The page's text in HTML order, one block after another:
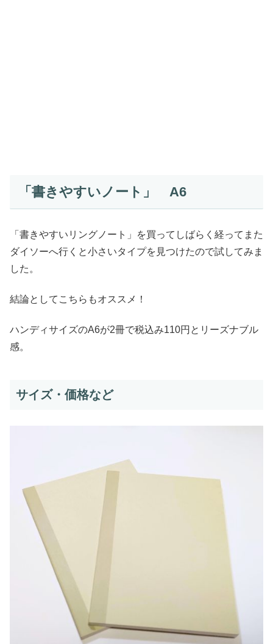
「書きやすいノート」 A6
「書きやすいリングノート」を買ってしばらく経ってまた
ダイソーへ行くと小さいタイプを見つけたので試してみま
した。
結論としてこちらもオススメ！
ハンディサイズのA6が2冊で税込み110円とリーズナブル
感。
サイズ・価格など